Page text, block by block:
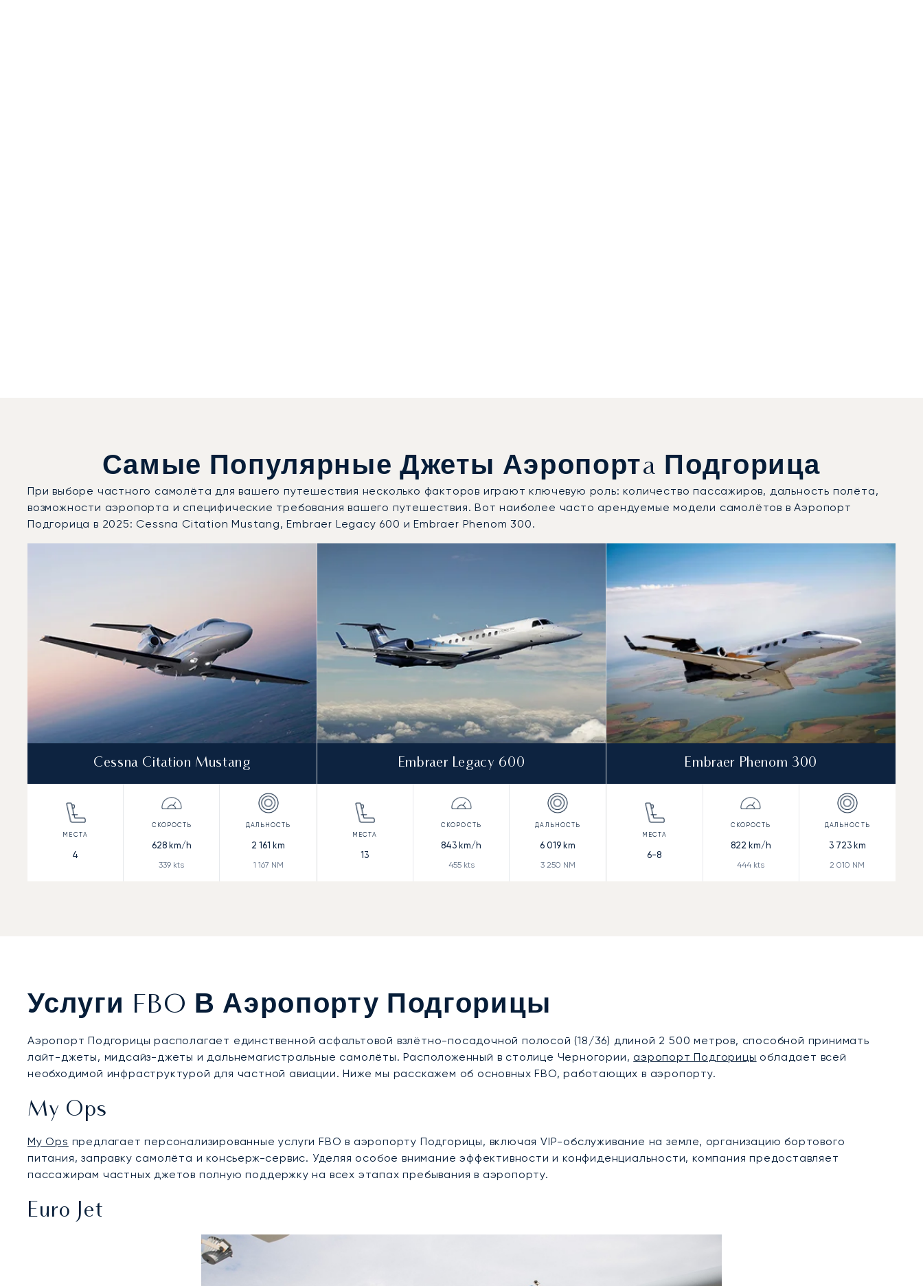
Самые Популярные Джеты Аэропортa Подгорица
При выборе частного самолёта для вашего путешествия несколько факторов играют ключевую роль: количество пассажиров, дальность полёта,
возможности аэропорта и специфические требования вашего путешествия. Вот наиболее часто арендуемые модели самолётов в Аэропорт
Подгорица в 2025: Cessna Citation Mustang, Embraer Legacy 600 и Embraer Phenom 300.
Аэропорт Подгорица : 3 наиболее востребованные модели воздушных судов по числу полётных движений в 2025 году
Cessna Citation Mustang
4
628km/h
339 kts
2 161 km
1 167 NM
Embraer Legacy 600
13
843 km/h
455kts
6 019 km
3 250 NM
Embraer Phenom 300
6-8
822 km/h
444 kts
3 723km
2 010 NM
Услуги FBO В Аэропорту Подгорицы
Аэропорт Подгорицы располагает единственной асфальтовой взлётно-посадочной полосой (18/36) длиной 2 500 метров, способной принимать
лайт-джеты, мидсайз-джеты и дальнемагистральные самолёты. Расположенный в столице Черногории, аэропорт Подгорицы обладает всей
необходимой инфраструктурой для частной авиации. Ниже мы расскажем об основных FBO, работающих в аэропорту.
My Ops
My Ops предлагает персонализированные услуги FBO в аэропорту Подгорицы, включая VIP-обслуживание на земле, организацию бортового
питания, заправку самолёта и консьерж-сервис. Уделяя особое внимание эффективности и конфиденциальности, компания предоставляет
пассажирам частных джетов полную поддержку на всех этапах пребывания в аэропорту.
Euro Jet